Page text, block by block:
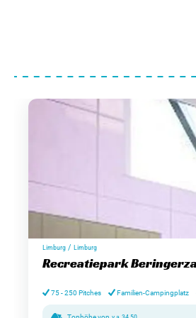
Limburg / Limburg
Recreatiepark
75 - 250 Pitches Familien-Campingplatz